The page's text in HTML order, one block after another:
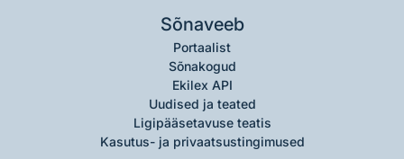
Sõnaveeb
Portaalist
Sõnakogud
Ekilex API
Uudised ja teated
Ligipääsetavuse teatis
Kasutus- ja privaatsustingimused